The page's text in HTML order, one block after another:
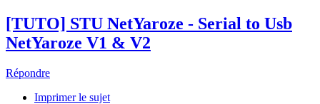
[TUTO] STU NetYaroze - Serial to Usb
NetYaroze V1 & V2
Répondre
Imprimer le sujet